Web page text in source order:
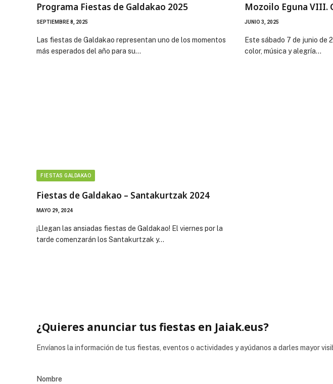
Programa Fiestas de Galdakao 2025
SEPTIEMBRE 8, 2025
Las fiestas de Galdakao representan uno de los momentos
más esperados del año para su…
Mozoilo Eguna VIII.
JUNIO 3, 2025
Este sábado 7 de junio de
color, música y alegría…
FIESTAS GALDAKAO
Fiestas de Galdakao – Santakurtzak 2024
MAYO 29, 2024
¡Llegan las ansiadas fiestas de Galdakao! El viernes por la
tarde comenzarán los Santakurtzak y…
¿Quieres anunciar tus fiestas en Jaiak.eus?
Envíanos la información de tus fiestas, eventos o actividades y ayúdanos a darles mayor
Nombre